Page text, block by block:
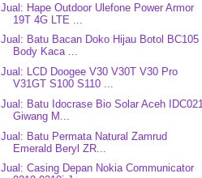
Jual: Hape Outdoor Ulefone Power Armor
19T 4G LTE ...
Jual: Batu Bacan Doko Hijau Botol BC105
Body Kaca ...
Jual: LCD Doogee V30 V30T V30 Pro
V31GT S100 S110 ...
Jual: Batu Idocrase Bio Solar Aceh IDC021
Giwang M...
Jual: Batu Permata Natural Zamrud
Emerald Beryl ZR...
Jual: Casing Depan Nokia Communicator